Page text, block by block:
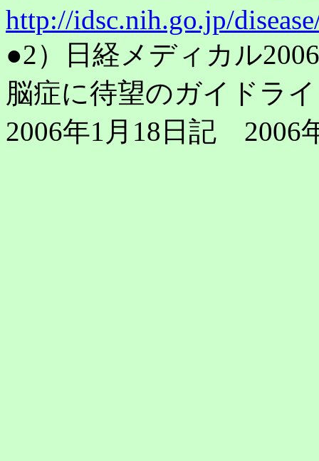
http://idsc.nih.go.jp/
●2）日経メディカル
脳症に待望のガイドラ
2006年1月18日記 2006